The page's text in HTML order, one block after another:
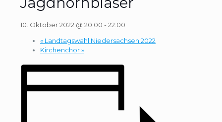
10. Oktober 2022 @ 20:00 -22:00
« Landtagswahl Niedersachsen 2022
Kirchenchor»